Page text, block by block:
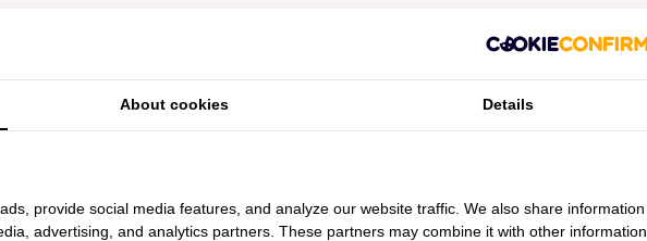
About cookies Details
provide social media features, and analyze our website traffic. We also share information
advertising, and analytics partners. These partners may combine it with other information